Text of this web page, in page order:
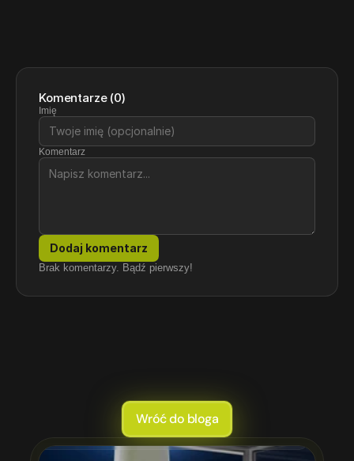
Komentarze(0)
Imię
Komentarz
Dodaj komentarz
Brak komentarzy. Bądź pierwszy!
teżCięzainteresuje.
Wróć do bloga
zdjęciowa: porównanie kosztów, czasu i efektów